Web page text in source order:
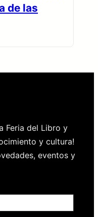
de las
Feria del Libro y
y cultura!
eventos y